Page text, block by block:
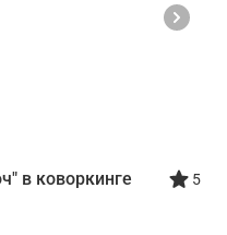
в коворкинге
5